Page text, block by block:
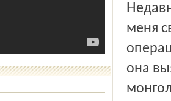
Недавно одна молодая интеллигентная дама удивила
меня
она